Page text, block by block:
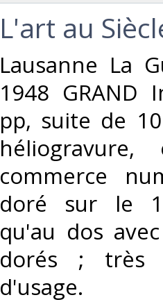
‎L'art au
‎Lausanne La
1948 GRAND
pp, suite de
commerce
doré sur le
qu'au dos
dorés ; très
d'usage.‎